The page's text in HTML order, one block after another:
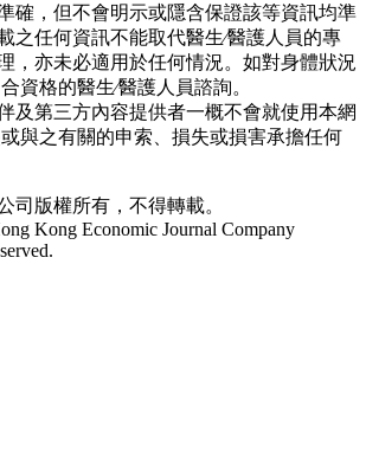
確，但不會明示或隱含保證該等資訊均準
之任何資訊不能取代醫生∕醫護人員的專
，亦未必適用於任何情況。如對身體狀況
資格的醫生∕醫護人員諮詢。
及第三方內容提供者一概不會就使用本網
與之有關的申索、損失或損害承擔任何
司版權所有，不得轉載。
Kong Economic Journal Company